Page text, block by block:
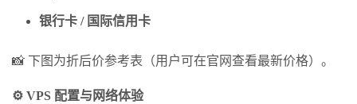
银行卡 / 国际信用卡
📸 下图为折后价参考表（用户可在官网查看最新价格）。
⚙️ VPS 配置与网络体验